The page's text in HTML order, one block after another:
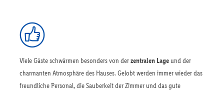
Viele Gäste schwärmen besonders von derzentralen Lage und der
charmanten Atmosphäre des Hauses. Gelobt werden immer wieder das
freundliche Personal, die Sauberkeit der Zimmer und das gute